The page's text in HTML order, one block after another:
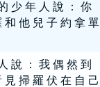
少 年 人 說 ： 你
和 他 兒 子 約 拿 單
說 ： 我 偶 然 到
見 掃 羅 伏 在 自 己